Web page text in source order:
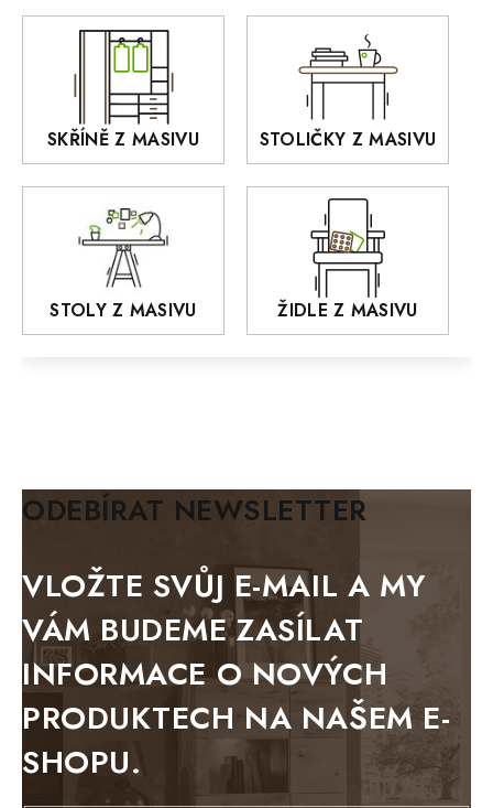
DEJA
OLD STYLE
KANSAS
RETRO
MONET
OSLO
MODERN loft
BIANCA
BLACK VELVET
BELLUNO grafite
WESTERN
BERLIN
KOLMAR
TOSKANIA
SKŘÍNĚ Z MASIVU STOLIČKY Z MASIVU
STOLY Z MASIVU ŽIDLE Z MASIVU
ODEBÍRAT NEWSLETTER
VLOŽTE SVŮJ E-MAIL A MY
VÁM BUDEME ZASÍLAT
INFORMACE O NOVÝCH
PRODUKTECH NA NAŠEM E-
SHOPU.